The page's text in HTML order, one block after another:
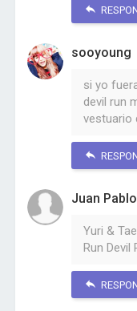
sooyoung
si yo
devil run
vestuario
Juan Pablo
Yuri &
Run Devil